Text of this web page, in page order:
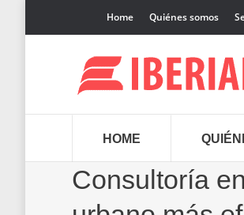
Home Quiénes somos
HOME
Consultoría